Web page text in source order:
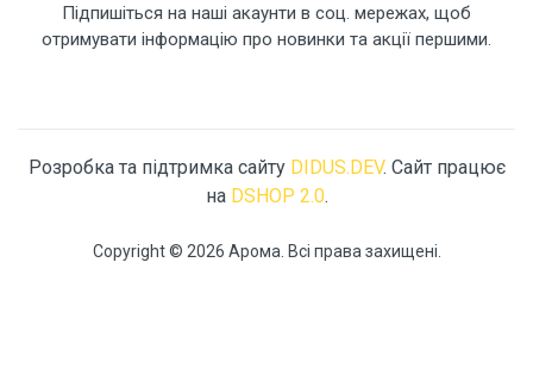
Підпишіться на наші акаунти в соц. мережах, щоб
отримувати інформацію про новинки та акції першими.
Copyright © 2026 Арома. Всі права захищені.
Розробка та підтримка сайту DIDUS.DEV. Сайт працює
на DSHOP 2.0.